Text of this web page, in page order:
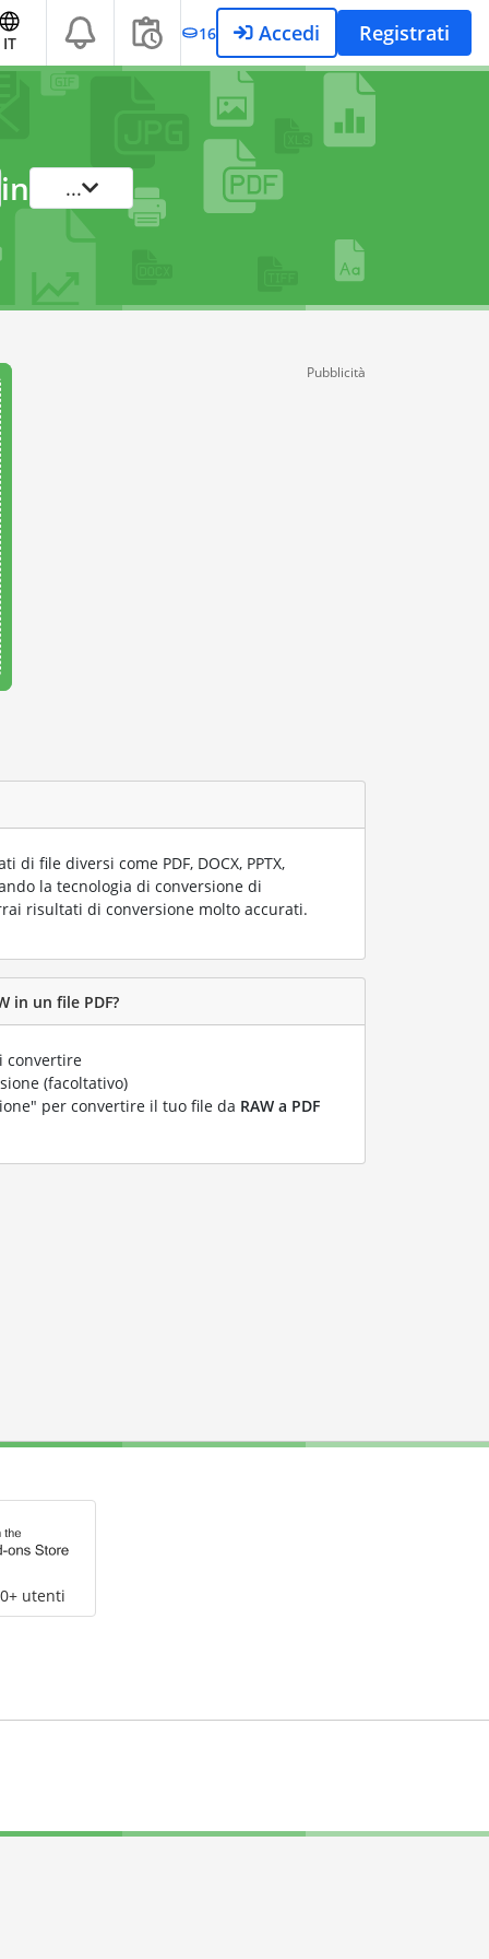
IT 16 Accedi Registrati
in ...
Pubblicità
di file diversi come PDF, DOCX, PPTX,
la tecnologia di conversione di
risultati di conversione molto accurati.
in un file PDF?
convertire
(facoltativo)
per convertire il tuo file da RAW a PDF
utenti